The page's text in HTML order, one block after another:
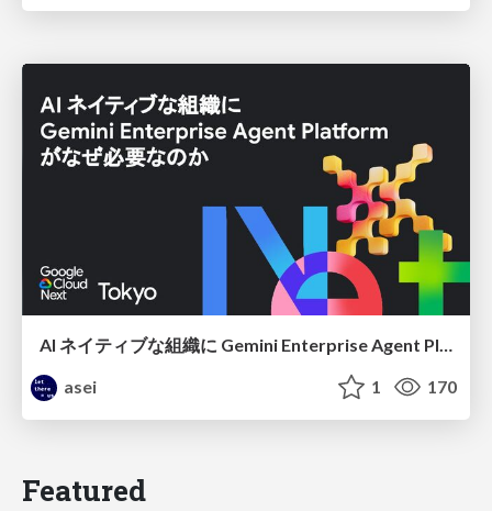
AI ネイティブな組織に Gemini Enterprise Agent Platform がなぜ必要なのか
asei
1 170
Featured